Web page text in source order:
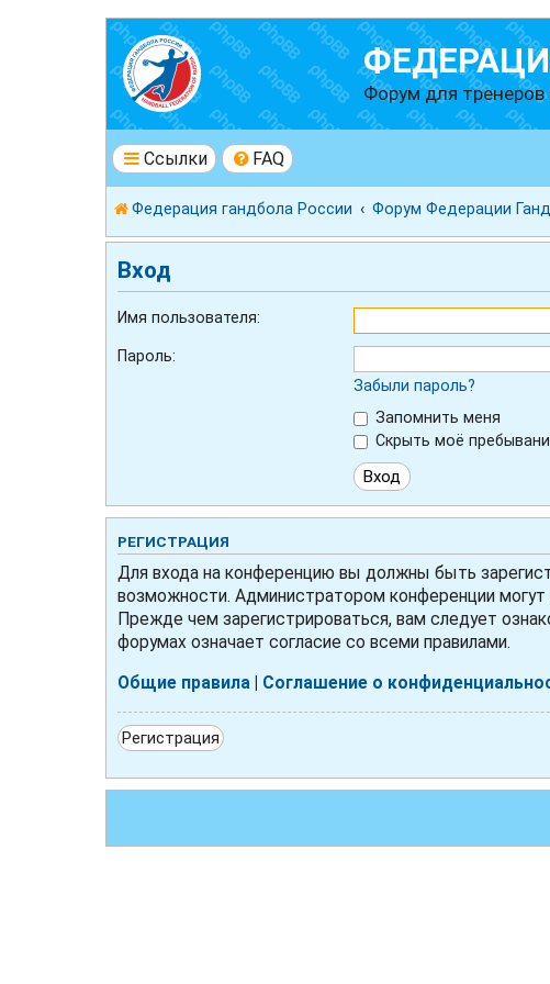
Форум для тренеров
Ссылки FAQ
Федерация гандбола России Форум Федерации
Вход
Имя пользователя:
Пароль:
Забыли пароль?
Запомнить меня
Скрыть моё
РЕГИСТРАЦИЯ
Для входа на конференцию вы должны быть
возможности. Администратором конференции могут
Прежде чем зарегистрироваться, вам следует
форумах означает согласие со всеми правилами.
Общие правила Соглашение о
Регистрация